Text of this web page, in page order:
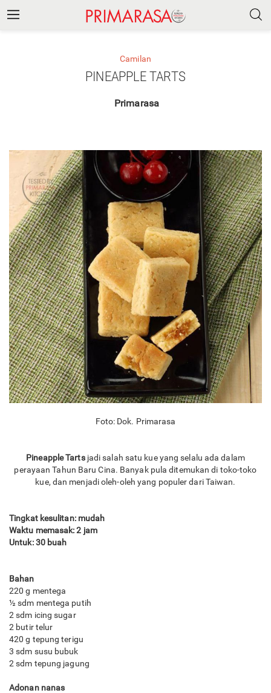
Camilan
PINEAPPLE TARTS
Primarasa
Foto: Dok. Primarasa
Pineapple Tartsjadi salah satu kue yang selalu ada dalam
perayaan Tahun Baru Cina. Banyak pula ditemukan di toko-toko
kue, dan menjadi oleh-oleh yang populer dari Taiwan.
Tingkat kesulitan: mudah
Waktu memasak: 2 jam
Untuk: 30 buah
Bahan
220 g mentega
½ sdm mentega putih
2 sdm icing sugar
2 butir telur
420 g tepung terigu
3 sdm susu bubuk
2 sdm tepung jagung
Adonan nanas